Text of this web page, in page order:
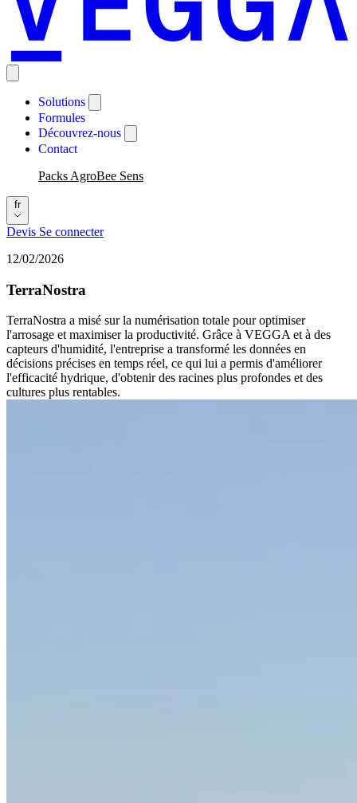
Solutions
Formules
Découvrez-nous
Contact
Packs AgroBee Sens
fr
Devis Se connecter
12/02/2026
TerraNostra
TerraNostra a misé sur la numérisation totale pour optimiser
l'arrosage et maximiser la productivité. Grâce à VEGGA et à des
capteurs d'humidité, l'entreprise a transformé les données en
décisions précises en temps réel, ce qui lui a permis d'améliorer
l'efficacité hydrique, d'obtenir des racines plus profondes et des
cultures plus rentables.